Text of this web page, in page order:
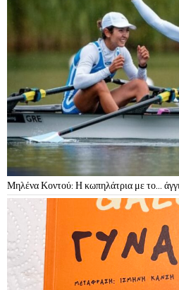
Μηλένα Κοντού: Η κωπηλάτρια με το…